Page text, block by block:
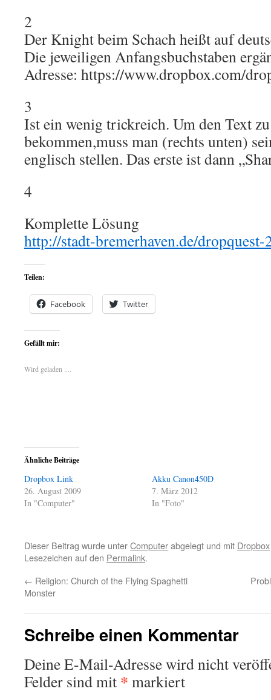
2
Der Knight beim Schach heißt auf
Die jeweiligen Anfangsbuchstaben
Adresse: https://www.dropbox.com/
3
Ist ein wenig trickreich. Um den Text
bekommen,muss man (rechts unten)
englisch stellen. Das erste ist dann
4
Komplette Lösung
http://stadt-bremerhaven.de/
Teilen:
Facebook Twitter
Gefällt mir:
Wird geladen …
Ähnliche Beiträge
Dropbox Link
26. August 2009
In "Computer"
Akku Canon450D
7. März 2012
In "Foto"
Dieser Beitrag wurde unterComputerabgelegt und mit Dropbox
Lesezeichen auf den Permalink.
← Religion: Church of the Flying Spaghetti
Monster
Schreibe einen Kommentar
Deine E-Mail-Adresse wird nicht
Felder sind mit * markiert